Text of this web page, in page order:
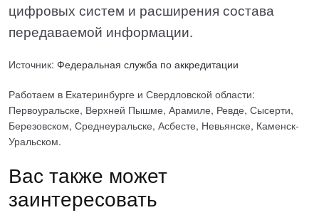
цифровых систем и расширения состава
передаваемой информации.
Источник: Федеральная служба по аккредитации
Работаем в Екатеринбурге и Свердловской области:
Первоуральске, Верхней Пышме, Арамиле, Ревде, Сысерти,
Березовском, Среднеуральске, Асбесте, Невьянске, Каменск-
Уральском.
Вас также может
заинтересовать